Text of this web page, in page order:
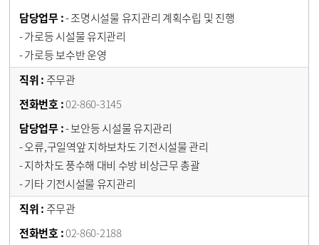
- 조명시설물 유지관리 계획수립 및 진행
- 가로등 시설물 유지관리
- 가로등 보수반 운영
주무관
02-860-3145
- 보안등 시설물 유지관리
- 오류,구일역앞 지하보차도 기전시설물 관리
- 지하차도 풍수해 대비 수방 비상근무 총괄
- 기타 기전시설물 유지관리
주무관
02-860-2188